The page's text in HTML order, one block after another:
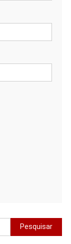
Pesquisar
por: